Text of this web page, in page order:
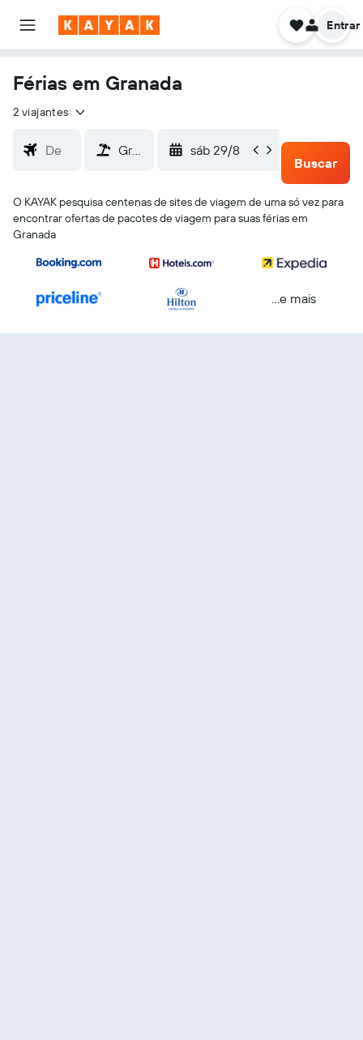
Entrar
Férias em Granada
2 viajantes
sáb 29/8
ter 1/9
Buscar
O KAYAK pesquisa centenas de sites de viagem de uma só vez para
encontrar ofertas de pacotes de viagem para suas férias em
Granada
...e mais